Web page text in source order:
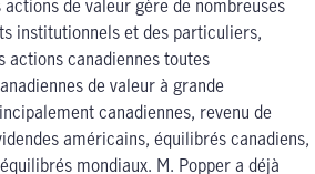
actions de valeur gère de nombreuses
institutionnels et des particuliers,
actions canadiennes toutes
de valeur à grande
canadiennes, revenu de
américains, équilibrés canadiens,
mondiaux. M. Popper a déjà